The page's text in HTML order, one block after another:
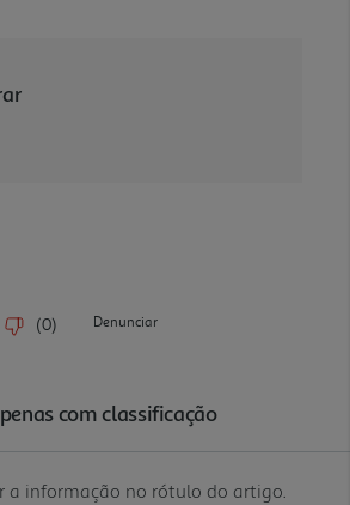
a informação no rótulo do artigo.